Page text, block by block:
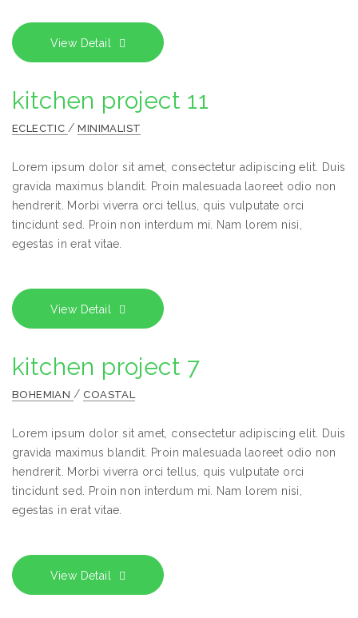
View Detail
kitchen project 11
ECLECTIC / MINIMALIST
Lorem ipsum dolor sit amet, consectetur adipiscing elit. Duis
gravida maximus blandit. Proin malesuada laoreet odio non
hendrerit. Morbi viverra orci tellus, quis vulputate orci
tincidunt sed. Proin non interdum mi. Nam lorem nisi,
egestas in erat vitae.
View Detail
kitchen project 7
BOHEMIAN / COASTAL
Lorem ipsum dolor sit amet, consectetur adipiscing elit. Duis
gravida maximus blandit. Proin malesuada laoreet odio non
hendrerit. Morbi viverra orci tellus, quis vulputate orci
tincidunt sed. Proin non interdum mi. Nam lorem nisi,
egestas in erat vitae.
View Detail